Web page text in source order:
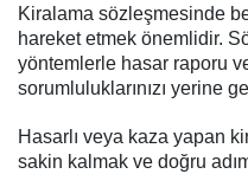
Kiralama sözleşmesinde
hareket etmek önemlidir.
yöntemlerle hasar raporu
sorumluluklarınızı yerine
Hasarlı veya kaza yapan
sakin kalmak ve doğru